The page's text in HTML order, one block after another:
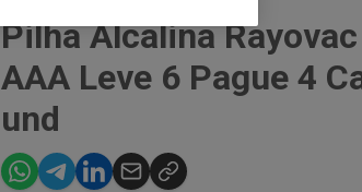
Pilha Alcalina
AAA Leve 6 Pague 4
und